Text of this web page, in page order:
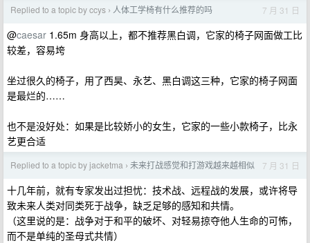
Replied to a topic by ccys › 人体工学椅有什么推荐的吗 7 月 31 日
@caesar 1.65m 身高以上，都不推荐黑白调，它家的椅子网面做工比
较差，容易垮
坐过很久的椅子，用了西昊、永艺、黑白调这三种，它家的椅子网面
是最烂的……
也不是没好处：如果是比较娇小的女生，它家的一些小款椅子，比永
艺更合适
Replied to a topic by jacketma › 未来打战感觉和打游戏越来越相似 7 月 31 日
十几年前，就有专家发出过担忧：技术战、远程战的发展，或许将导
致未来人类对同类死于战争，缺乏足够的感知和共情。
（这里说的是：战争对于和平的破坏、对轻易掠夺他人生命的可怖，
而不是单纯的圣母式共情）